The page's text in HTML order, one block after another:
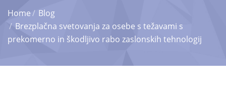
Home
Blog
Brezplačna svetovanja za osebe s težavami s
prekomerno in škodljivo rabo zaslonskih tehnologij